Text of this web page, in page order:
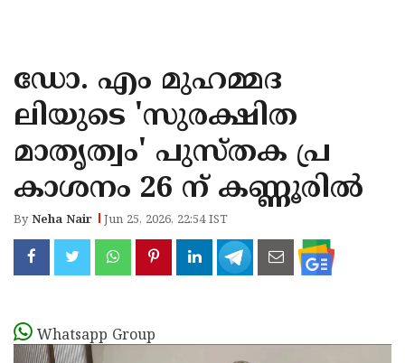
KANNUR
KASARAGOD
ഡോ. എം മുഹമ്മദ
ലിയുടെ 'സുരക്ഷിത
മാതൃത്വം' പുസ്‌തക പ്ര
കാശനം 26 ന് കണ്ണൂരിൽ
ByNeha Nair Jun 25, 2026, 22:54 IST
Whatsapp Group